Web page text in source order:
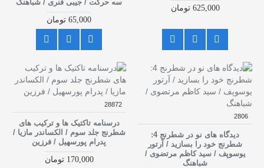
625,000 تومان
سه حرکت / جیبی فنری / شباهنگ
65,000 تومان
2806
دیدگاه های نو در شطرنج 4:
شطرنج خود را بسازید / آرتور
یوسوپف / سید کاظم مرتضوی /
شباهنگ
28872
درسنامه تاکتیک ها و ترکیب های
شطرنج جلد سوم / الکساندر مازیا /
پدرام پورسهیل / فرزین
170,000 تومان